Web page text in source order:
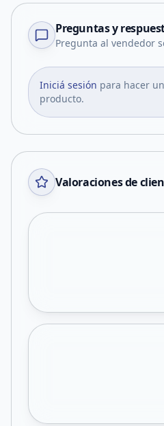
Preguntas y
Pregunta al vendedor
Iniciá sesión para hacer
producto.
Valoraciones de